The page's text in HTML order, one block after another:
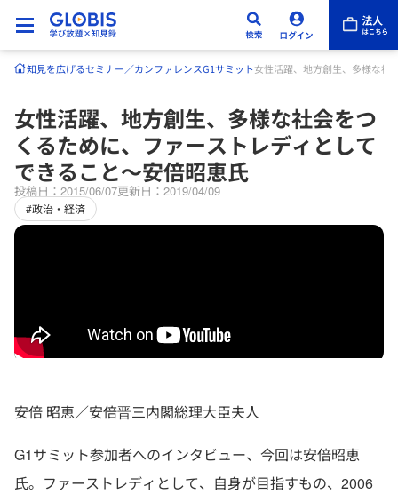
知見を広げるセミナー／カンファレンスG1サミット女性活躍、地方創生、多様な社
女性活躍、地方創生、多様な社会をつ
くるために、ファーストレディとして
できること～安倍昭恵氏
投稿日：2015/06/07更新日：2019/04/09
#政治・経済
安倍 昭恵／安倍晋三内閣総理大臣夫人
G1サミット参加者へのインタビュー、今回は安倍昭恵
氏。ファーストレディとして、自身が目指すもの、2006